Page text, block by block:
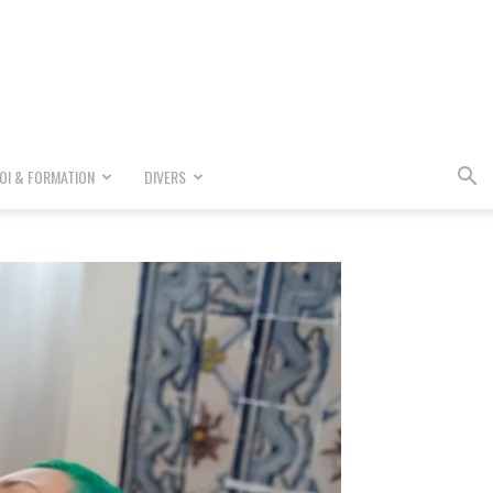
& FORMATION DIVERS